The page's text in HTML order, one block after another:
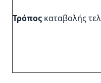
Τρόπος καταβολής